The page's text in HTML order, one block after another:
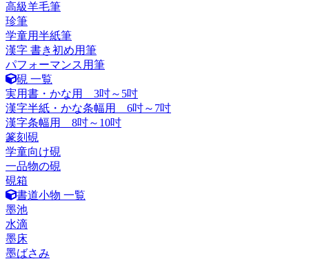
高級羊毛筆
珍筆
学童用半紙筆
漢字 書き初め用筆
パフォーマンス用筆
硯 一覧
実用書・かな用 3吋～5吋
漢字半紙・かな条幅用 6吋～7吋
漢字条幅用 8吋～10吋
篆刻硯
学童向け硯
一品物の硯
硯箱
書道小物 一覧
墨池
水滴
墨床
墨ばさみ